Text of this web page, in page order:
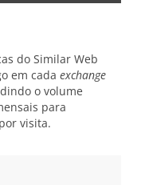
do Similar Web
em cada exchange
o volume
para
visita.